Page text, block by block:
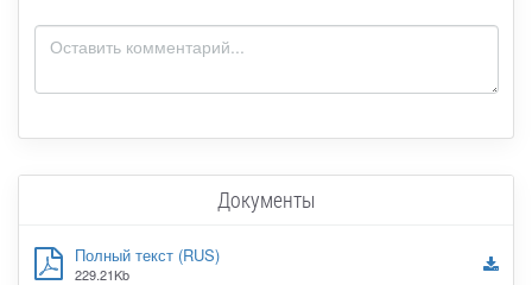
Документы
Полный текст (RUS)
229.21Kb